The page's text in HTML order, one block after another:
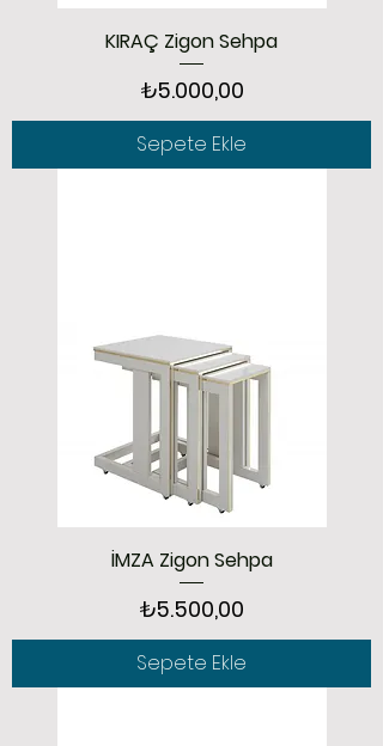
KIRAÇ Zigon Sehpa
Fiyat
₺5.000,00
Sepete Ekle
İMZA Zigon Sehpa
Fiyat
₺5.500,00
Sepete Ekle